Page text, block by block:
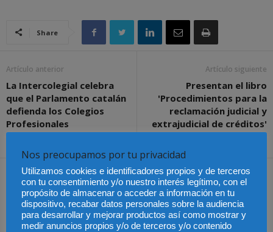
Share
Artículo anterior
La Intercolegial celebra
que el Parlamento catalán
defienda los Colegios
Profesionales
Artículo siguiente
Presentan el libro
'Procedimientos para la
reclamación judicial y
extrajudicial de créditos'
en el ICAM
Artículos relacionados Más del autor
Nos preocupamos por tu privacidad
Utilizamos cookies e identificadores propios y de terceros
con tu consentimiento y/o nuestro interés legítimo, con el
propósito de almacenar o acceder a información en tu
dispositivo, recabar datos personales sobre la audiencia
para desarrollar y mejorar productos así como mostrar y
medir anuncios propios y/o de terceros y/o contenido